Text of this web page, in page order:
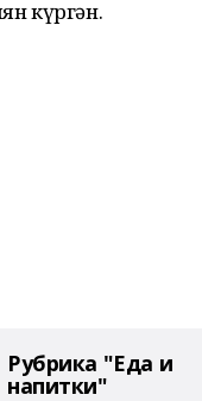
күргән.
Рубрика "Еда и
напитки"